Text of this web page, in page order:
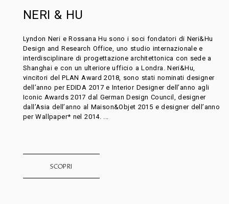
NERI & HU
Lyndon Neri e Rossana Hu sono i soci fondatori di Neri&Hu
Design and Research Office, uno studio internazionale e
interdisciplinare di progettazione architettonica con sede a
Shanghai e con un ulteriore ufficio a Londra. Neri&Hu,
vincitori del PLAN Award 2018, sono stati nominati designer
dell’anno per EDIDA 2017 e Interior Designer dell’anno agli
Iconic Awards 2017 dal German Design Council, designer
dall’Asia dell’anno al Maison&Objet 2015 e designer dell’anno
per Wallpaper* nel 2014. ...
SCOPRI